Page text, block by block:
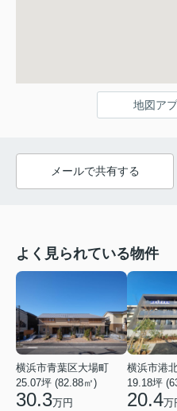
地図ア
メールで共有する
よく見られている物件
横浜市青葉区大場町
25.07坪 (82.88㎡)
30.3万円
19.18坪
20.4万